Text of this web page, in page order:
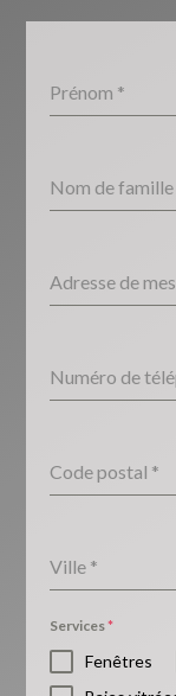
Prénom *
Nom de famille
Adresse de
Numéro de
Code postal *
Ville *
Services*
Fenêtres